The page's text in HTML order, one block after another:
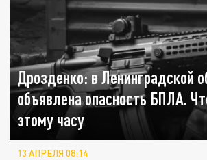
Дрозденко: в Ленинградской
объявлена опасность БПЛА.
этому часу
13 АПРЕЛЯ 08:14